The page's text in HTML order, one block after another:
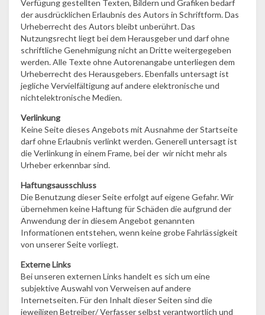
Verfügung gestellten Texten, Bildern und Grafiken bedarf
der ausdrücklichen Erlaubnis des Autors in Schriftform. Das
Urheberrecht des Autors bleibt unberührt. Das
Nutzungsrecht liegt bei dem Herausgeber und darf ohne
schriftliche Genehmigung nicht an Dritte weitergegeben
werden. Alle Texte ohne Autorenangabe unterliegen dem
Urheberrecht des Herausgebers. Ebenfalls untersagt ist
jegliche Vervielfältigung auf andere elektronische und
nichtelektronische Medien.
Verlinkung
Keine Seite dieses Angebots mit Ausnahme der Startseite
darf ohne Erlaubnis verlinkt werden. Generell untersagt ist
die Verlinkung in einem Frame, bei der wir nicht mehr als
Urheber erkennbar sind.
Haftungsausschluss
Die Benutzung dieser Seite erfolgt auf eigene Gefahr. Wir
übernehmen keine Haftung für Schäden die aufgrund der
Anwendung der in diesem Angebot genannten
Informationen entstehen, wenn keine grobe Fahrlässigkeit
von unserer Seite vorliegt.
Externe Links
Bei unseren externen Links handelt es sich um eine
subjektive Auswahl von Verweisen auf andere
Internetseiten. Für den Inhalt dieser Seiten sind die
jeweiligen Betreiber/ Verfasser selbst verantwortlich und